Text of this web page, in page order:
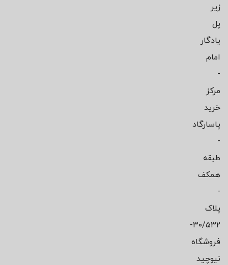
زیر
پل
یادگار
امام
-
مرکز
خرید
پاسارگاد
-
طبقه
همکف
-
پلاک
۳۰/۵۳۲-
فروشگاه
نیوچید